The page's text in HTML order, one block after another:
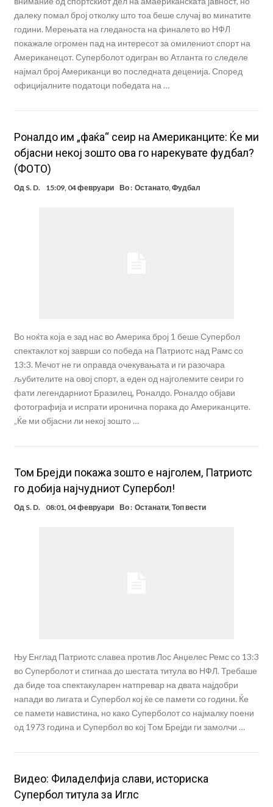
далеку помал број отколку што тоа беше случај во минатите
години. Мерењата на гледаноста на финалето во НФЛ
покажале огромен пад на интересот за омилениот спорт на
Американецот. Суперболот одигран во Атланта го следеле
најмал број Американци во последната деценија. Според
официјалните податоци победата на …
Роналдо им „фаќа“ сеир на Американците: Ќе ми
објасни некој зошто ова го нарекувате фудбал?
(ФОТО)
Од S. D. 15:09, 04 февруари Во : Останато,Фудбал
Во ноќта која е зад нас во Америка број 1 беше Супербол
спектаклот кој заврши со победа на Патриотс над Рамс со
13:3. Мечот не ги оправда очекувањата и ги разочара
љубителите на овој спорт, а еден од најголемите сеири го
фати легендарниот Бразилец, Роналдо. Роналдо објави
фотографија и испрати иронична порака до Американците.
„Ќе ми објасни ли некој зошто …
Том Брејди покажа зошто е најголем, Патриотс
го добија најчудниот Супербол!
Од S. D. 08:01, 04 февруари Во : Останати,Топ вести
Њу Енглад Патриотс славеа против Лос Анџелес Ремс со 13:3
во Суперболот и стигнаа до шестата титула во НФЛ. Требаше
да биде тоа спектакуларен натпревар на двата најдобри
напади во лигата и Супербол кој ќе се памети со години. Ќе
се памети навистина, но како Суперболот со најмалку поени
од 1973 година и Супербол во кој Том Брејди ги замолчи …
Видео: Филаделфија слави, историска
Супербол титула за Иглс